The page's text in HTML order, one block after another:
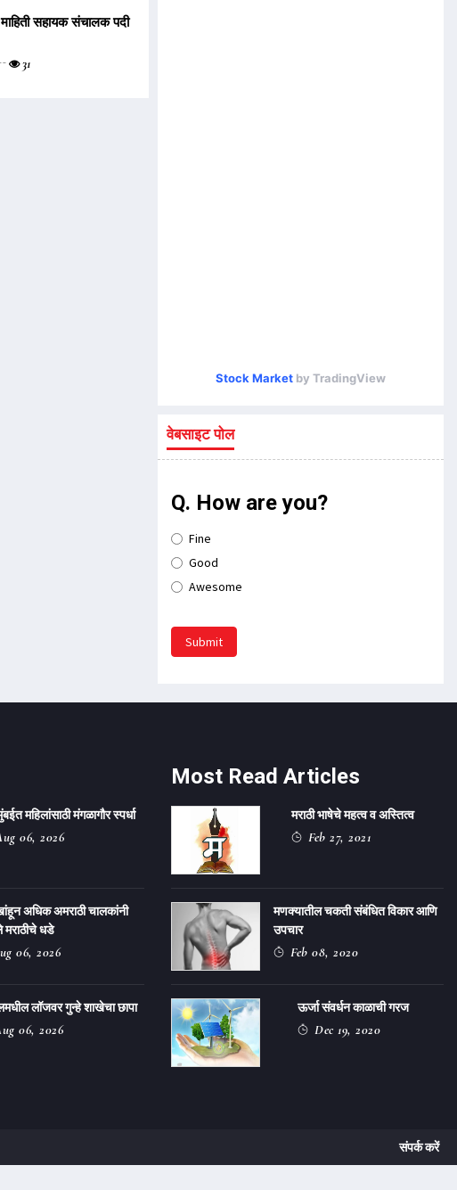
सहायक संचालक पदी
31
Stock Marketby TradingView
वेबसाइट पोल
Q. How are you?
Fine
Good
Awesome
Submit
महिलांसाठी मंगळागौर स्पर्धा
06, 2026
अधिक अमराठी चालकांनी
मराठीचे धडे
06, 2026
लॉजवर गुन्हे शाखेचा छापा
06, 2026
Most Read Articles
मराठी भाषेचे महत्व व अस्तित्व
Feb 27, 2021
मणक्यातील चकती संबंधित विकार आणि
उपचार
Feb 08, 2020
ऊर्जा संवर्धन काळाची गरज
Dec 19, 2020
संपर्क करें